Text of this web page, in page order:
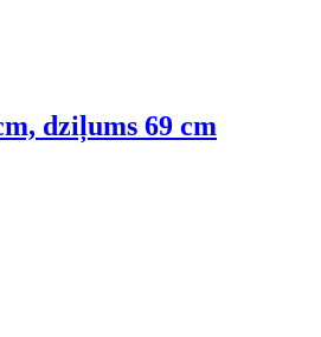
dziļums 69 cm